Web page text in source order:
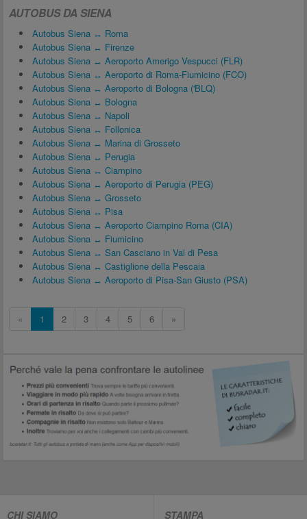
AUTOBUS DA SIENA
Autobus Siena ↔ Roma
Autobus Siena ↔ Firenze
Autobus Siena ↔ Aeroporto Amerigo Vespucci (FLR)
Autobus Siena ↔ Aeroporto di Roma-Fiumicino (FCO)
Autobus Siena ↔ Aeroporto di Bologna ('BLQ)
Autobus Siena ↔ Bologna
Autobus Siena ↔ Napoli
Autobus Siena ↔ Follonica
Autobus Siena ↔ Marina di Grosseto
Autobus Siena ↔ Perugia
Autobus Siena ↔ Ciampino
Autobus Siena ↔ Aeroporto di Perugia (PEG)
Autobus Siena ↔ Grosseto
Autobus Siena ↔ Pisa
Autobus Siena ↔ Aeroporto Ciampino Roma (CIA)
Autobus Siena ↔ Fiumicino
Autobus Siena ↔ San Casciano in Val di Pesa
Autobus Siena ↔ Castiglione della Pescaia
Autobus Siena ↔ Aeroporto di Pisa-San Giusto (PSA)
« 1 2 3 4 5 6 »
CHI SIAMO STAMPA